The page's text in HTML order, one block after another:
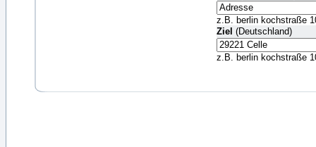
z.B. berlin kochstraße
Ziel (Deutschland)
z.B. berlin kochstraße